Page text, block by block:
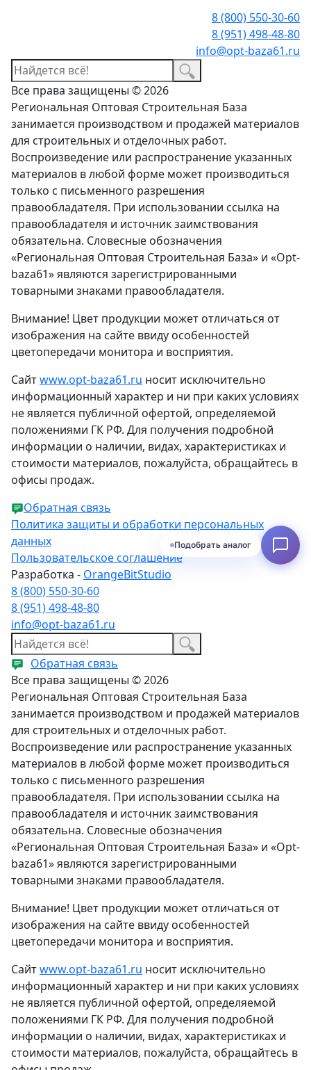
8 (800) 550-30-60
8 (951) 498-48-80
info@opt-baza61.ru
Все права защищены © 2026
Региональная Оптовая Строительная База
занимается производством и продажей материалов
для строительных и отделочных работ.
Воспроизведение или распространение указанных
материалов в любой форме может производиться
только с письменного разрешения
правообладателя. При использовании ссылка на
правообладателя и источник заимствования
обязательна. Словесные обозначения
«Региональная Оптовая Строительная База» и «Opt-
baza61» являются зарегистрированными
товарными знаками правообладателя.
Внимание! Цвет продукции может отличаться от
изображения на сайте ввиду особенностей
цветопередачи монитора и восприятия.
Сайтwww.opt-baza61.ru носит исключительно
информационный характер и ни при каких условиях
не является публичной офертой, определяемой
положениями ГК РФ. Для получения подробной
информации о наличии, видах, характеристиках и
стоимости материалов, пожалуйста, обращайтесь в
офисы продаж.
Обратная связь
Политика защиты и обработки персональных
данных
Пользовательское соглашение
Разработка - OrangeBitStudio
8 (800) 550-30-60
8 (951) 498-48-80
info@opt-baza61.ru
Обратная связь
Все права защищены © 2026
Региональная Оптовая Строительная База
занимается производством и продажей материалов
для строительных и отделочных работ.
Воспроизведение или распространение указанных
материалов в любой форме может производиться
только с письменного разрешения
правообладателя. При использовании ссылка на
правообладателя и источник заимствования
обязательна. Словесные обозначения
«Региональная Оптовая Строительная База» и «Opt-
baza61» являются зарегистрированными
товарными знаками правообладателя.
Внимание! Цвет продукции может отличаться от
изображения на сайте ввиду особенностей
цветопередачи монитора и восприятия.
Сайтwww.opt-baza61.ru носит исключительно
информационный характер и ни при каких условиях
не является публичной офертой, определяемой
положениями ГК РФ. Для получения подробной
информации о наличии, видах, характеристиках и
стоимости материалов, пожалуйста, обращайтесь в
Подобрать аналог